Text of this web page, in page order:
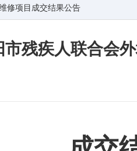
修项目成交结果公告
市残疾人联合会